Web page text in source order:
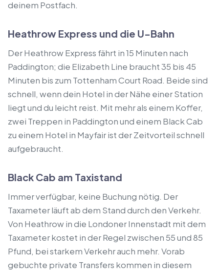
deinem Postfach.
Heathrow Express und die U-Bahn
Der Heathrow Express fährt in 15 Minuten nach
Paddington; die Elizabeth Line braucht 35 bis 45
Minuten bis zum Tottenham Court Road. Beide sind
schnell, wenn dein Hotel in der Nähe einer Station
liegt und du leicht reist. Mit mehr als einem Koffer,
zwei Treppen in Paddington und einem Black Cab
zu einem Hotel in Mayfair ist der Zeitvorteil schnell
aufgebraucht.
Black Cab am Taxistand
Immer verfügbar, keine Buchung nötig. Der
Taxameter läuft ab dem Stand durch den Verkehr.
Von Heathrow in die Londoner Innenstadt mit dem
Taxameter kostet in der Regel zwischen 55 und 85
Pfund, bei starkem Verkehr auch mehr. Vorab
gebuchte private Transfers kommen in diesem